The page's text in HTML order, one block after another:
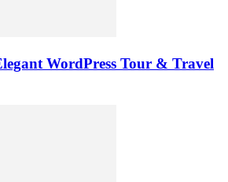
WordPress Tour & Travel